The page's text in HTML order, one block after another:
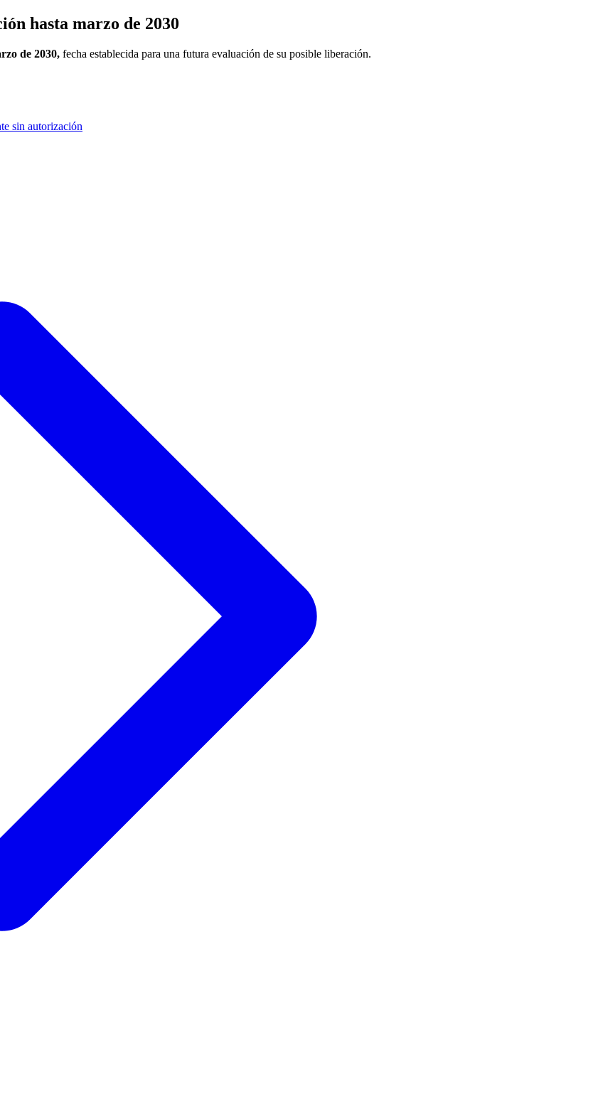
hasta marzo de 2030
de 2030, fecha establecida para una futura evaluación de su posible liberación.
sin autorización